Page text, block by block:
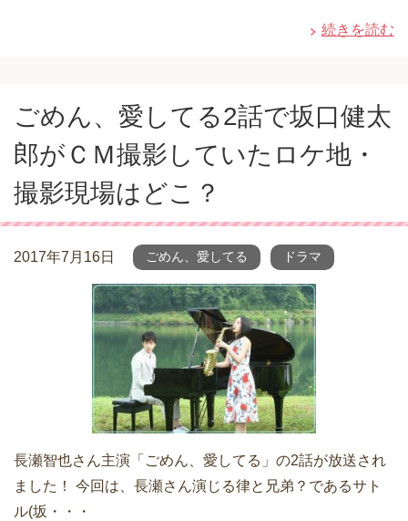
続きを読む
ごめん、愛してる2話で坂口健太
郎がＣＭ撮影していたロケ地・
撮影現場はどこ？
2017年7月16日 ごめん、愛してる ドラマ
長瀬智也さん主演「ごめん、愛してる」の2話が放送され
ました！ 今回は、長瀬さん演じる律と兄弟？であるサト
ル(坂・・・